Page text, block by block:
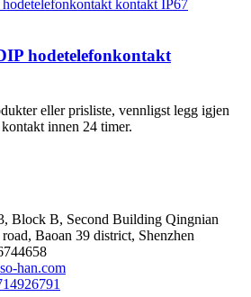
hodetelefonkontakt
eller prisliste, vennligst legg igjen
innen 24 timer.
Block B, Second Building Qingnian
Baoan 39 district, Shenzhen
han.com